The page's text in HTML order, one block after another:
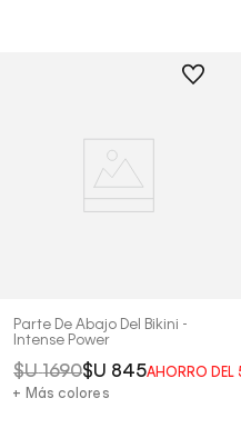
50%
Parte De Abajo Del Bikini -
Intense Power
$U 1690$U 845AHORRO DEL
+ Más colores